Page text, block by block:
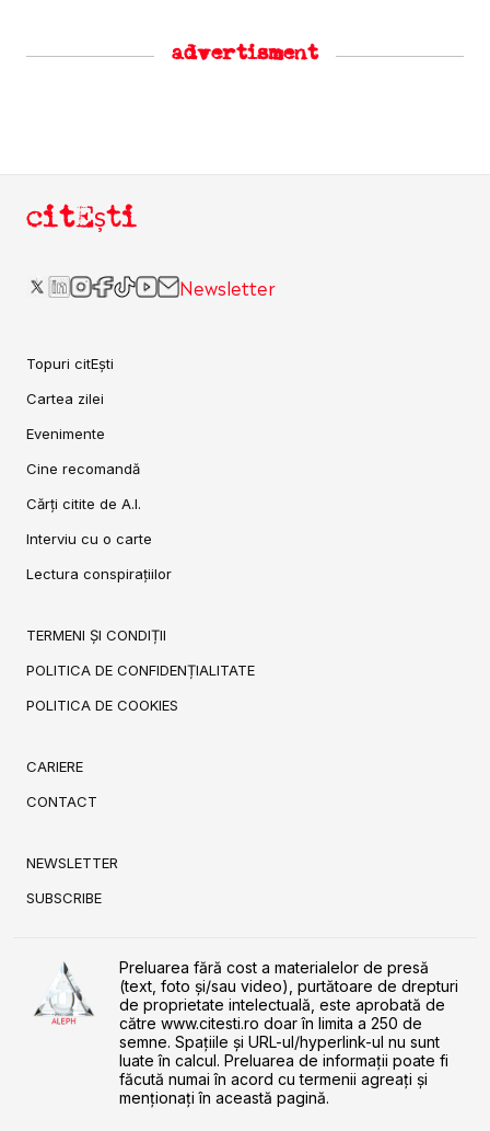
advertisment
citEști
Newsletter
Topuri citEști
Cartea zilei
Evenimente
Cine recomandă
Cărți citite de A.I.
Interviu cu o carte
Lectura conspirațiilor
TERMENI ȘI CONDIȚII
POLITICA DE CONFIDENȚIALITATE
POLITICA DE COOKIES
CARIERE
CONTACT
NEWSLETTER
SUBSCRIBE
Preluarea fără cost a materialelor de presă
(text, foto și/sau video), purtătoare de drepturi
de proprietate intelectuală, este aprobată de
către www.citesti.ro doar în limita a 250 de
semne. Spaţiile şi URL-ul/hyperlink-ul nu sunt
luate în calcul. Preluarea de informaţii poate fi
făcută numai în acord cu termenii agreaţi şi
menţionaţi în această pagină.